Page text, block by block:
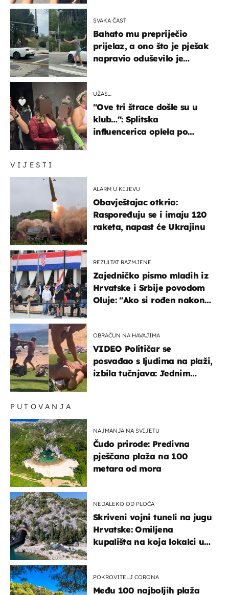
VIJESTI
ALARM U KIJEVU
Obavještajac otkrio:
Raspoređuju se i imaju 120
raketa, napast će Ukrajinu
REZULTAT RAZMJENE
Zajedničko pismo mladih iz
Hrvatske i Srbije povodom
Oluje: "Ako si rođen nakon
OBRAČUN NA HAVAJIMA
VIDEO Političar se
posvađao s ljudima na plaži,
izbila tučnjava: Jednim
SVAKA ČAST
Bahato mu prepriječio
prijelaz, a ono što je pješak
napravio oduševilo je
UŽAS…
"Ove tri štrace došle su u
klub…": Splitska
influencerica oplela po
PUTOVANJA
NAJMANJA NA SVIJETU
Čudo prirode: Predivna
pješčana plaža na 100
metara od mora
NEDALEKO OD PLOČA
Skriveni vojni tuneli na jugu
Hrvatske: Omiljena
kupališta na koja lokalci u
POKROVITELJ CORONA
Među 100 najboljih plaža